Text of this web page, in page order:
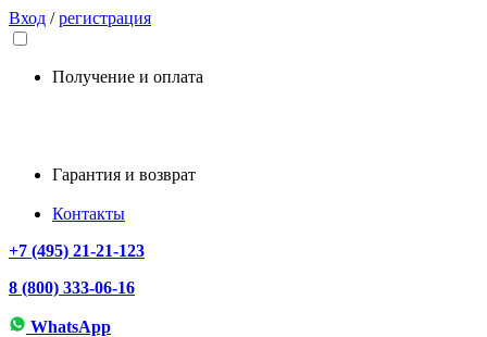
Вход /регистрация
Получение и оплата
Гарантия и возврат
Контакты
+7 (495) 21-21-123
8 (800) 333-06-16
WhatsApp